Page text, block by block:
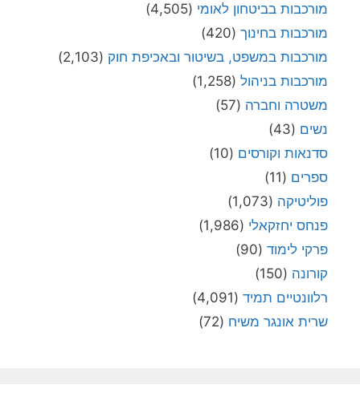
מורכבות בביטחון לאומי (4,505)
מורכבות בחינוך (420)
מורכבות במשפט, בשיטור ובאכיפת חוק (2,103)
מורכבות בניהול (1,258)
משטרה וחברה (57)
נשים (43)
סדנאות וקורסים (10)
ספרים (11)
פוליטיקה (1,073)
פנחס יחזקאלי (1,986)
פרקי לימוד (90)
קורונה (150)
רלוונטיים תמיד (4,091)
שרית אונגר משיח (72)